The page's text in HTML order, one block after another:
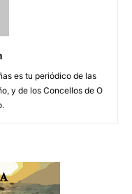
es tu periódico de las
y de los Concellos de O